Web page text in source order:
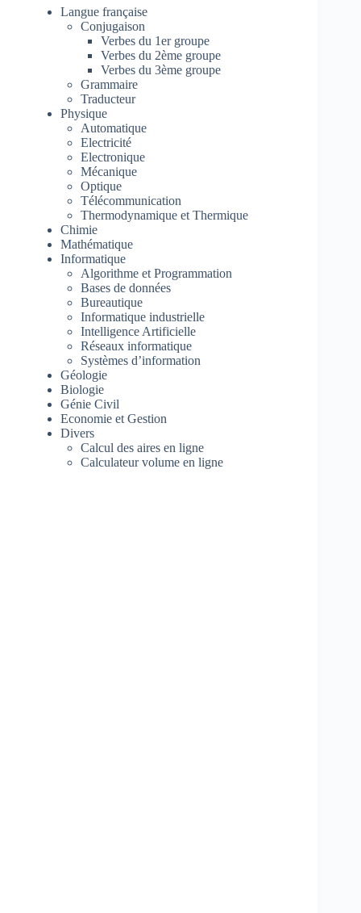
Langue française
Conjugaison
Verbes du 1er groupe
Verbes du 2ème groupe
Verbes du 3ème groupe
Grammaire
Traducteur
Physique
Automatique
Electricité
Electronique
Mécanique
Optique
Télécommunication
Thermodynamique et Thermique
Chimie
Mathématique
Informatique
Algorithme et Programmation
Bases de données
Bureautique
Informatique industrielle
Intelligence Artificielle
Réseaux informatique
Systèmes d’information
Géologie
Biologie
Génie Civil
Economie et Gestion
Divers
Calcul des aires en ligne
Calculateur volume en ligne